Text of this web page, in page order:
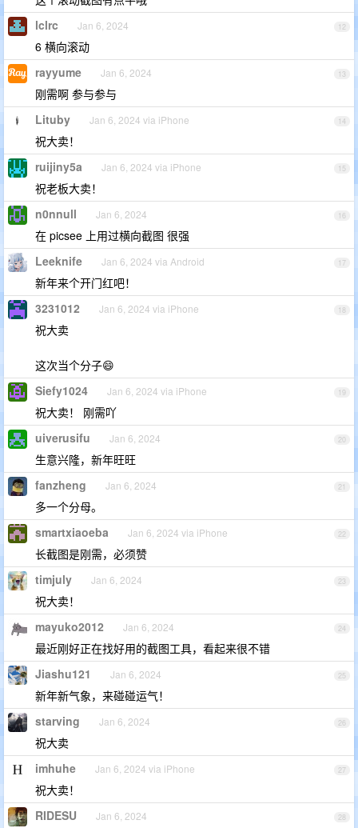
12
lclrc Jan 6, 2024
6 横向滚动
13
rayyume Jan 6, 2024
刚需啊 参与参与
14
Lituby Jan 6, 2024 via iPhone
祝大卖！
15
ruijiny5a Jan 6, 2024 via iPhone
祝老板大卖！
16
n0nnull Jan 6, 2024
在 picsee 上用过横向截图 很强
17
Leeknife Jan 6, 2024 via Android
新年来个开门红吧！
18
3231012 Jan 6, 2024 via iPhone
祝大卖
这次当个分子😄
19
Siefy1024 Jan 6, 2024 via iPhone
祝大卖！ 刚需吖
20
uiverusifu Jan 6, 2024
生意兴隆，新年旺旺
21
fanzheng Jan 6, 2024
多一个分母。
22
smartxiaoeba Jan 6, 2024 via iPhone
长截图是刚需，必须赞
23
timjuly Jan 6, 2024
祝大卖！
24
mayuko2012 Jan 6, 2024
最近刚好正在找好用的截图工具，看起来很不错
25
Jiashu121 Jan 6, 2024
新年新气象，来碰碰运气！
26
starving Jan 6, 2024
祝大卖
27
imhuhe Jan 6, 2024 via iPhone
祝大卖！
28
RIDESU Jan 6, 2024